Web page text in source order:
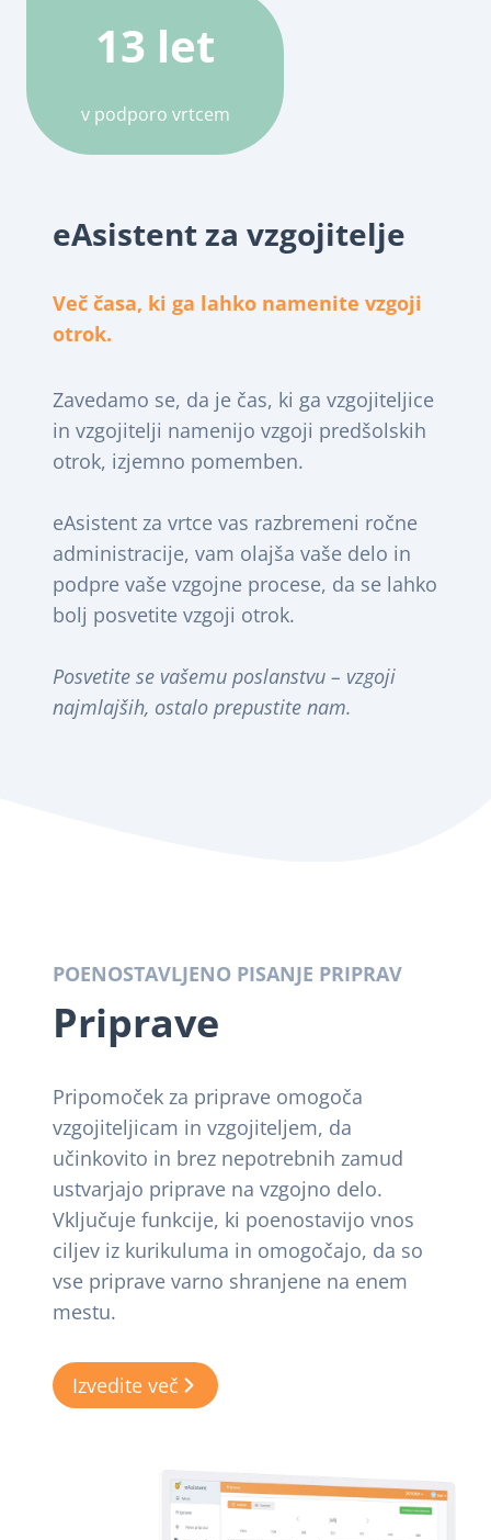
13 let
v podporo vrtcem
eAsistent za vzgojitelje
Več časa, ki ga lahko namenite vzgoji
otrok.
Zavedamo se, da je čas, ki ga vzgojiteljice
in vzgojitelji namenijo vzgoji predšolskih
otrok, izjemno pomemben.
eAsistent za vrtce vas razbremeni ročne
administracije, vam olajša vaše delo in
podpre vaše vzgojne procese, da se lahko
bolj posvetite vzgoji otrok.
Posvetite se vašemu poslanstvu – vzgoji
najmlajših, ostalo prepustite nam.
POENOSTAVLJENO PISANJE PRIPRAV
Priprave
Pripomoček za priprave omogoča
vzgojiteljicam in vzgojiteljem, da
učinkovito in brez nepotrebnih zamud
ustvarjajo priprave na vzgojno delo.
Vključuje funkcije, ki poenostavijo vnos
ciljev iz kurikuluma in omogočajo, da so
vse priprave varno shranjene na enem
mestu.
Izvedite več